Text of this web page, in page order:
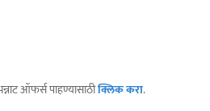
ऑफर्स पाहण्यासाठीक्लिक करा.